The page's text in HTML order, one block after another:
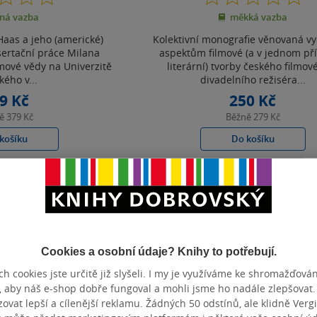
z
5 vazba
a jeho (americké)
práce Milana
vědy na Univerzitě
v...
Kč
379 Kč
z
5
měkká vazba
Kolektivní monografie věnovaná
aspektům filmové (a v jednom
literární) tvorby českého
divadelního režiséra...
250 Kč
Běžně 279 Kč
Do košíku
Zobrazeno 3 z 3
Cookies a osobní údaje? Knihy to potřebují.
cookies jste určitě již slyšeli. I my je využíváme ke
aby náš e-shop dobře fungoval a mohli jsme ho nadále zlepšovat.
lepší a cílenější reklamu. Žádných 50 odstínů, ale klidně